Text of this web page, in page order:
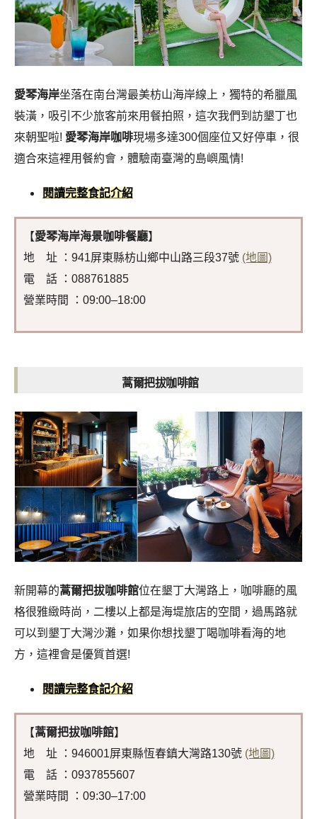
愛琴海岸坐落在南台灣最美枋山海岸線上，獨特的希臘風
裝潢，吸引不少旅客前來用餐拍照，這次我們到訪墾丁也
來朝聖啦! 愛琴海岸咖啡現場多達300個座位又好停車，很
適合來這裡用餐約會，體驗南臺灣的島嶼風情!
閱讀完整食記介紹
【愛琴海岸海景咖啡餐廳】
地 址 ：941屏東縣枋山鄉中山路三段37號 (地圖)
電 話 ：088761885
營業時間 ：09:00–18:00
蒿爾把拔咖啡館
新開幕的蒿爾把拔咖啡館位在墾丁大灣路上，咖啡廳的風
格很雅緻時尚，二樓以上都是海堤旅店的空間，過馬路就
可以到墾丁大灣沙灘，如果你想找墾丁喝咖啡看海的地
方，這裡會是優質首選!
閱讀完整食記介紹
【蒿爾把拔咖啡館】
地 址 ：946001屏東縣恆春鎮大灣路130號 (地圖)
電 話 ：0937855607
營業時間 ：09:30–17:00